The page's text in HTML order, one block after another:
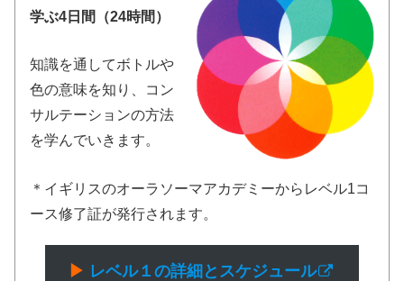
学ぶ4日間（24時間）
知識を通してボトルや
色の意味を知り、コン
サルテーションの方法
を学んでいきます。
＊イギリスのオーラソーマアカデミーからレベル1コ
ース修了証が発行されます。
▶︎ レベル１の詳細とスケジュール